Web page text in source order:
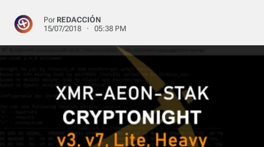
Por REDACCIÓN
15/07/2018 · 05:38 PM